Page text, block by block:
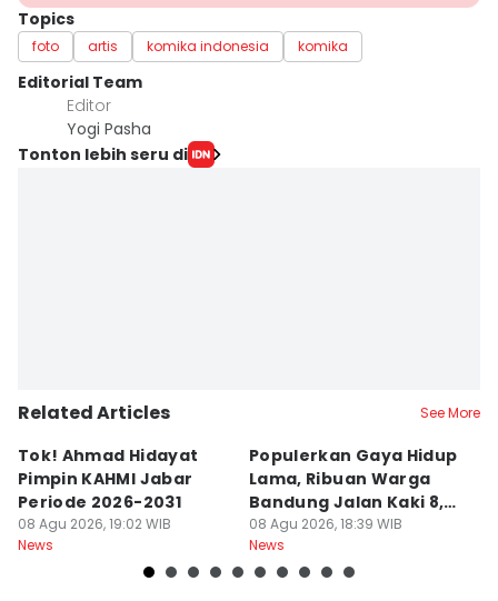
Topics
foto artis komika indonesia komika
Editorial Team
Editor
Yogi Pasha
Tonton lebih seru di
Related Articles See More
Tok! Ahmad Hidayat
Pimpin KAHMI Jabar
Periode 2026-2031
08 Agu 2026, 19:02 WIB
News
Populerkan Gaya Hidup
Lama, Ribuan Warga
Bandung Jalan Kaki 8,8
Km
08 Agu 2026, 18:39 WIB
News